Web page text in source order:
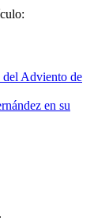
del Adviento de
en su